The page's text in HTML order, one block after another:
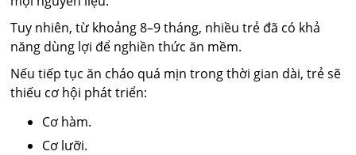
Tuy nhiên, từ khoảng 8–9 tháng, nhiều trẻ đã có khả
năng dùng lợi để nghiền thức ăn mềm.
Nếu tiếp tục ăn cháo quá mịn trong thời gian dài, trẻ sẽ
thiếu cơ hội phát triển:
Cơ hàm.
Cơ lưỡi.